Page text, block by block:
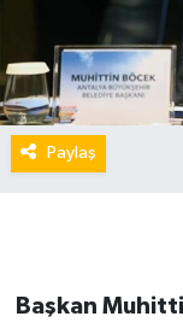
Paylaş
Başkan